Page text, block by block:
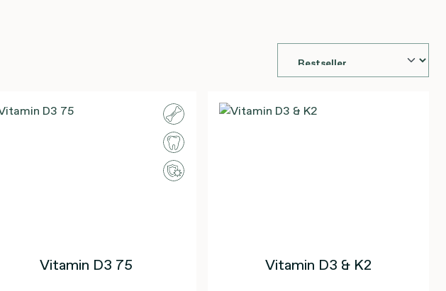
Vitamin D3 75 Vitamin D3 & K2